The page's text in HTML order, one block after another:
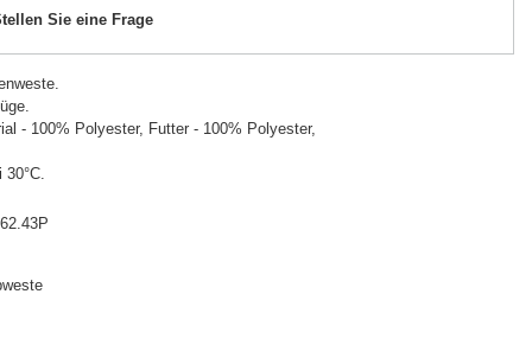
Sie eine Frage
- 100% Polyester, Futter - 100% Polyester,